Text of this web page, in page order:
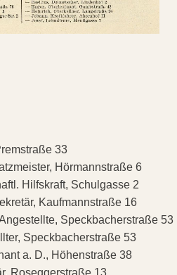
33
Hörmannstraße 6
Hilfskraft, Schulgasse 2
Kaufmannstraße 16
Speckbacherstraße 53
Speckbacherstraße 53
a. D., Höhenstraße 38